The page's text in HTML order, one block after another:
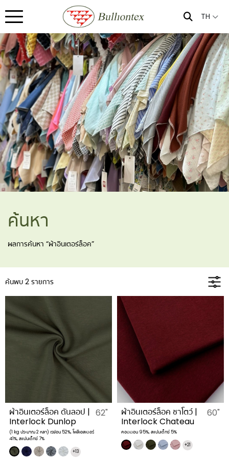
TH
ค้นหา
ผลการค้นหา “ผ้าอินเตอร์ล็อค”
ค้นพบ 2 รายการ
ผ้าอินเตอร์ล็อค ดันลอป |
Interlock Dunlop
(1 kg ประมาณ 2 หลา) เรย่อน 52%, โพลีเอสเตอร์
41%, สแปนเด็กซ์ 7%
62"
+13
ผ้าอินเตอร์ล็อค ชาโตว์ |
Interlock Chateau
คอตตอน 95%, สแปนเด็กซ์ 5%
60"
+21